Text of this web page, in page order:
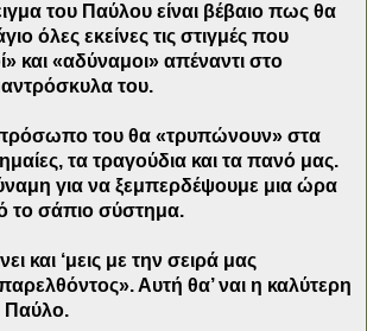
του Παύλου είναι βέβαιο πως θα
όλες εκείνες τις στιγμές που
και «αδύναμοι» απέναντι στο
του.
του θα «τρυπώνουν» στα
τα τραγούδια και τα πανό μας.
για να ξεμπερδέψουμε μια ώρα
το σάπιο σύστημα.
και ‘μεις με την σειρά μας
Αυτή θα’ ναι η καλύτερη
Παύλο.